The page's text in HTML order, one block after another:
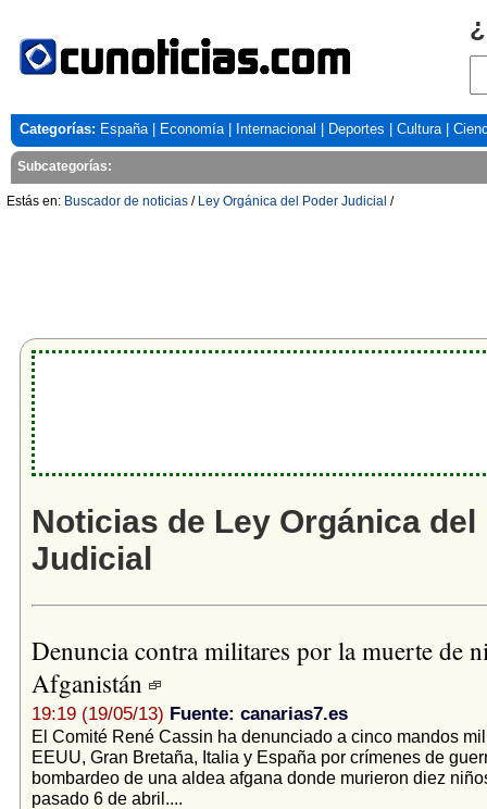
Categorías: España| Economía| Internacional Deportes Cultura|
Subcategorías:
Estás en: Buscador de noticias / Ley Orgánica del Poder Judicial /
Noticias de Ley Orgánica del
Judicial
Denuncia contra militares por la muerte de
Afganistán
19:19 (19/05/13) Fuente: canarias7.es
El Comité René Cassin ha denunciado a cinco mandos
EEUU, Gran Bretaña, Italia y España por crímenes de
bombardeo de una aldea afgana donde murieron diez
pasado 6 de abril....